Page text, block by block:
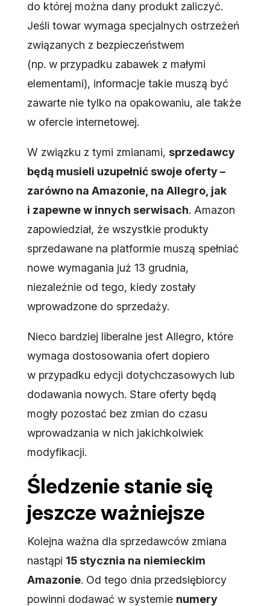
do której można dany produkt zaliczyć.
Jeśli towar wymaga specjalnych ostrzeżeń
związanych z bezpieczeństwem
(np. w przypadku zabawek z małymi
elementami), informacje takie muszą być
zawarte nie tylko na opakowaniu, ale także
w ofercie internetowej.
W związku z tymi zmianami, sprzedawcy
będą musieli uzupełnić swoje oferty –
zarówno na Amazonie, na Allegro, jak
i zapewne w innych serwisach. Amazon
zapowiedział, że wszystkie produkty
sprzedawane na platformie muszą spełniać
nowe wymagania już 13 grudnia,
niezależnie od tego, kiedy zostały
wprowadzone do sprzedaży.
Nieco bardziej liberalne jest Allegro, które
wymaga dostosowania ofert dopiero
w przypadku edycji dotychczasowych lub
dodawania nowych. Stare oferty będą
mogły pozostać bez zmian do czasu
wprowadzania w nich jakichkolwiek
modyfikacji.
Śledzenie stanie się
jeszcze ważniejsze
Kolejna ważna dla sprzedawców zmiana
nastąpi 15 stycznia na niemieckim
Amazonie. Od tego dnia przedsiębiorcy
powinni dodawać w systemie numery